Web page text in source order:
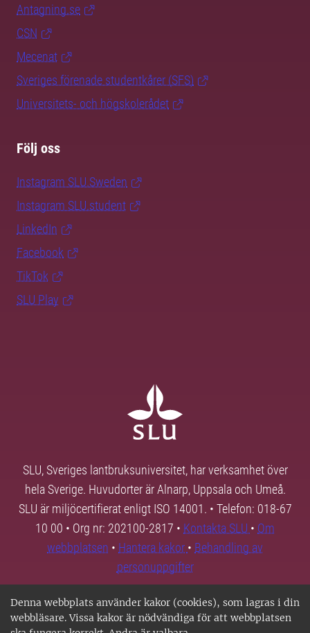
Denna webbplats använder kakor (cookies), som lagras i din
webbläsare. Vissa kakor är nödvändiga för att webbplatsen
Antagning.se
CSN
Mecenat
Sveriges förenade studentkårer (SFS)
Universitets- och högskolerådet
Följ oss
Instagram SLU.Sweden
Instagram SLU.student
LinkedIn
Facebook
TikTok
SLU Play
SLU, Sveriges lantbruksuniversitet, har verksamhet över
hela Sverige. Huvudorter är Alnarp, Uppsala och Umeå.
SLU är miljöcertifierat enligt ISO 14001. • Telefon: 018-67
10 00 • Org nr: 202100-2817 • Kontakta SLU • Om
webbplatsen • Hantera kakor • Behandling av
personuppgifter